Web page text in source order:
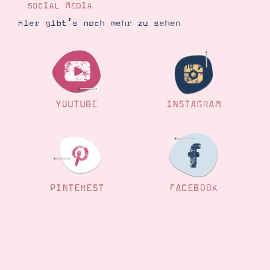
SOCIAL MEDIA
Hier gibt’s noch mehr zu sehen
YOUTUBE INSTAGRAM
PINTEREST FACEBOOK